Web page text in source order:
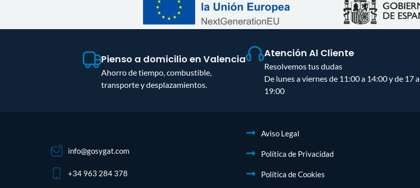
Pienso a domicilio en Valencia
Ahorro de tiempo, combustible,
transporte y desplazamientos.
Atención Al Cliente
Resolvemos tus dudas
De lunes a viernes de 11:00 a 14:00 y de 17 a
19:00
info@gosygat.com
+34 963 284 378
Aviso Legal
Política de Privacidad
Política de Cookies